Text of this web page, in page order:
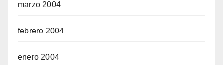
marzo 2004
febrero 2004
enero 2004